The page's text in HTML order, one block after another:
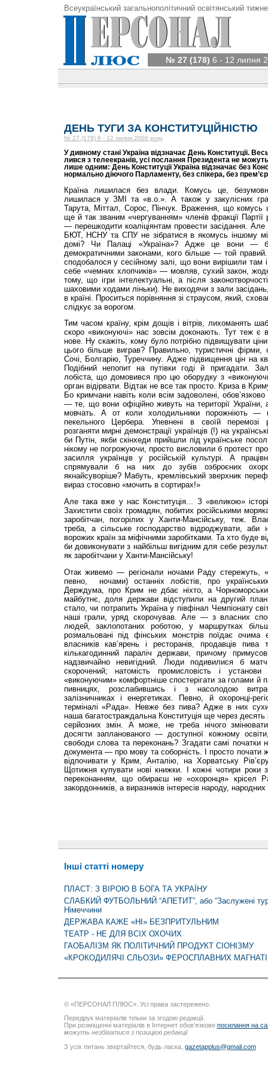
Всеукраїнський загальнополітичний освітянський
№ 27 (178) 6 - 12 липня
ДЕНЬ ТУГИ ЗА КОНСТИТУЦІЙНІСТЮ
№ 27 (178) 6 - 12 липня 2006 року
У дивному стані Україна відзначає День Конституції.
лився з телеекранів, усі послання Президента не
лише одним: День Конституції Україна відзначає без
нормально діючого Парламенту, без спікера, без
Країна лишилася без влади. Комусь це,
лишилася у ЗМІ та «в.о.». А також у закулісних
Тарута, Міттал, Сорос, Пінчук. Враження, що комусь
ще й так званим «чергуванням» членів фракції Партії
— перешкодити коаліціянтам провести засідання.
БЮТ, НСНУ та СПУ не зібратися в якомусь іншому
домі? Чи Палаці «Україна»? Адже це вони —
демократичними законами, кого більше — той
сподобалося у сесійному залі, що вони вирішили там
себе «чемних хлопчиків» — мовляв, сухий закон,
тому, що ігри інтелектуальні, а після
шаховими ходами ліньки). Не виходячи з зали
в країні. Проситься порівняння зі страусом, який,
слідкує за ворогом.
Тим часом країну, крім дощів і вітрів, лихоманять
скоро «виконуючі» нас зовсім доконають. Тут теж є
нове. Ну скажіть, кому було потрібно підвищувати
цього більше виграв? Правильно, туристичні
Сочі, Болгарію, Туреччину. Адже підвищення цін на
Подібний непопит на путівки годі й пригадати.
лобіста, що домовився про цю оборудку з
орган відірвати. Відтак не все так просто. Криза в
Бо кримчани навіть коли всім задоволені,
— те, що вони офіційно живуть на території
мовчать. А от коли холодильники порожніють —
пекельного Цербера. Упевнені в своїй перемозі
розганяти мирні демонстрації українців (!) на
би Путін, якби скінхеди прийшли під українське
нікому не погрожуючи, просто висловили б протест
засилля українців у російській культурі. А
спрямували б на них до зубів озброєних
якнайсуворіше? Мабуть, кремлівський зверхник
вираз стосовно «мочить в сортирах!»
Але така вже у нас Конституція... З «великою»
Захистити своїх громадян, побитих російськими
заробітчан, погорілих у Ханти-Мансійську, теж.
треба, а сільське господарство відроджувати,
ворожих країн за міфічними заробітками. Та хто буде
би довиконувати з найбільш вигідним для себе
як заробітчани у Ханти-Мансійську!
Отак живемо — регіонали ночами Раду стережуть,
певно, ночами) останніх лобістів, про
Держдума, про Крим не дбає ніхто, а
майбутнє, доля держави відступили на другий
стало, чи потрапить Україна у півфінал Чемпіонату
наші грали, уряд скорочував. Але — з власних
людей, заклопотаних роботою, у маршрутках
розмальовані під фінських монстрів поїдає
власників кав’ярень і ресторанів, продавців
кількагодинний параліч держави, причому
надзвичайно невигідний. Люди подивилися б
скорочений; натомість промисловість і
«виконуючим» комфортніше спостерігати за голами й
пивницях, розслабившись і з насолодою
залізничниках і енергетиках. Певно, й охоронці-
терміналі «Рада». Невже без пива? Адже в них
наша багатостраждальна Конституція ще через
серйозних змін. А може, не треба нічого
досягти запланованого — доступної кожному
свободи слова та переконань? Згадати самі початки
документа — про мову та соборність. І просто почати
відпочивати у Крим, Анталію, на Хорватську
Щотижня купувати нові книжки. І кожні чотири
переконанням, що обираєш не «охоронця» крісел
закордонників, а виразників інтересів народу, народних
Інші статті номеру
ПЛАСТ: З ВІРОЮ В БОГА ТА УКРАЇНУ
СЛАБКИЙ ФУТБОЛЬНИЙ “АПЕТИТ”, або “Заслужені
Німеччини
ДЕРЖАВА КАЖЕ «НІ» БЕЗПРИТУЛЬНИМ
ТЕАТР - НЕ ДЛЯ ВСІХ ОХОЧИХ
ГАОБАЛІЗМ ЯК ПОЛІТИЧНИЙ ПРОДУКТ СІОНІЗМУ
«КРОКОДИЛЯЧІ СЛЬОЗИ» ФЕРОСПЛАВНИХ
© «ПЕРСОНАЛ ПЛЮС». Усі права застережено.
Передрук матеріалів тільки за згодою редакції.
При розміщенні матеріалів в Інтернет обов’язкове посилання на
можуть незбігатися з позицією редакції
З усіх питань звертайтеся, будь ласка, gazetapplus@gmail.com